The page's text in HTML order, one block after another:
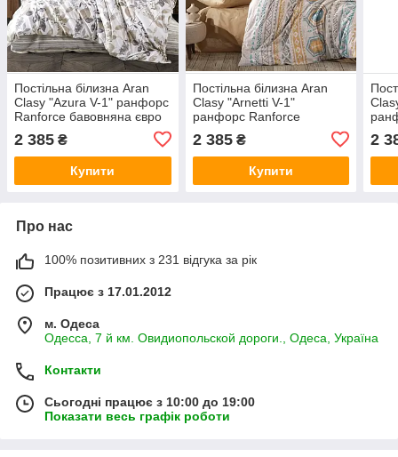
Постільна білизна Aran
Clasy "Azura V-1" ранфорс
Ranforce бавовняна євро
2 385 ₴
Купити
Постільна білизна Aran
Clasy "Arnetti V-1"
ранфорс Ranforce
бавовняна євро розміру
Туреччина
2 385₴
Купити
2
Про нас
100% позитивних з 231 відгука за рік
Працює з 17.01.2012
м. Одеса
Одесса, 7 й км. Овидиопольской дороги., Одеса, Україна
Контакти
Сьогодні працює з 10:00 до 19:00
Показати весь графік роботи